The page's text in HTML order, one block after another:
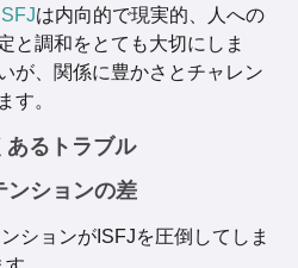
ISFJは内向的で現実的、人への
と調和をとても大切にしま
が、関係に豊かさとチャレン
す。
あるトラブル
ンションの差
ションがISFJを圧倒してしま